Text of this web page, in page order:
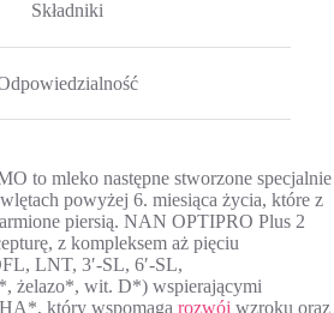
Składniki
to mleko następne stworzone specjalnie
powyżej 6. miesiąca życia, które z
piersią. NAN OPTIPRO Plus 2
z kompleksem aż pięciu
LNT, 3′-SL, 6′-SL,
żelazo*, wit. D*) wspierającymi
który wspomaga rozwój wzroku oraz